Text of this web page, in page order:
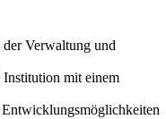
Verwaltung und
mit einem